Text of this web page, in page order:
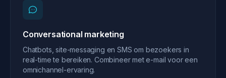
Conversational marketing
Chatbots, site-messaging en SMS om bezoekers in
real-time te bereiken. Combineer met e-mail voor een
omnichannel-ervaring.